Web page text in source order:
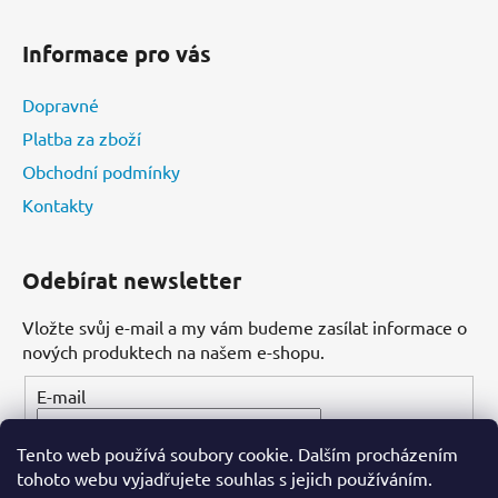
Tento web používá soubory cookie. Dalším procházením
tohoto webu vyjadřujete souhlas s jejich používáním.
Informace pro vás
Dopravné
Platba za zboží
Obchodní podmínky
Kontakty
Odebírat newsletter
Vložte svůj e-mail a my vám budeme zasílat informace o
nových produktech na našem e-shopu.
E-mail
PŘIHLÁSIT SE